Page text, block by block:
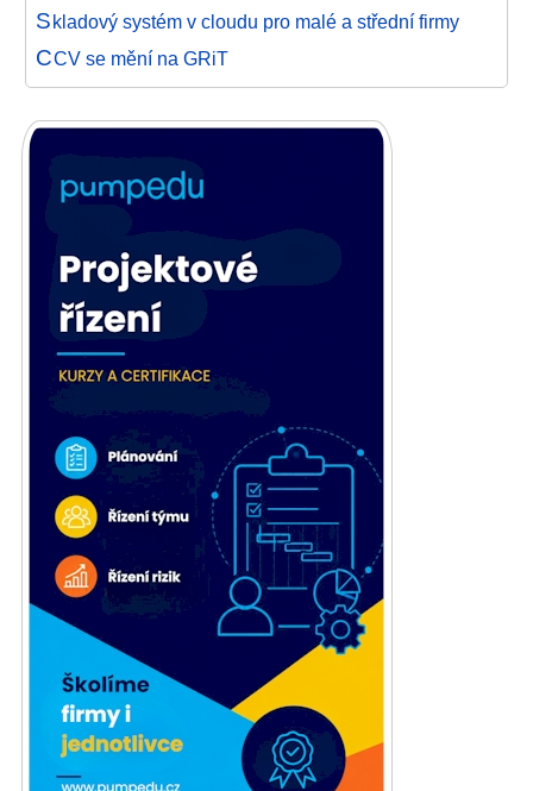
Skladový systém v cloudu pro malé a střední firmy
CCV se mění na GRiT